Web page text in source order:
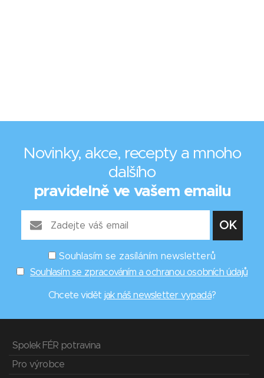
Novinky, akce, recepty a mnoho
dalšího
pravidelně ve vašem emailu
Souhlasím se zasíláním newsletterů
Souhlasím se zpracováním a ochranou osobních údajů
Chcete vidět jak náš newsletter vypadá?
Spolek FÉR potravina
Pro výrobce